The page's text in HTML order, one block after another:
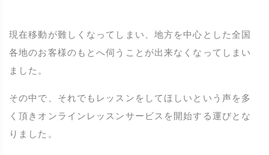
現在移動が難しくなってしまい、地方を中心とした全国
各地のお客様のもとへ伺うことが出来なくなってしまい
ました。
その中で、それでもレッスンをしてほしいという声を多
く頂きオンラインレッスンサービスを開始する運びとな
りました。